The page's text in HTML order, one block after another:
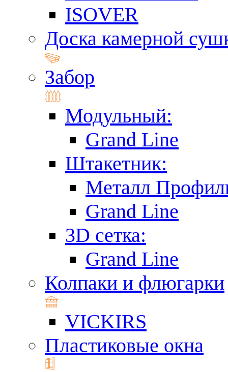
ISOVER
Доска камерной
Забор
Модульный:
Grand Line
Штакетник:
Металл
Grand Line
3D сетка:
Grand Line
Колпаки и флюгарки
VICKIRS
Пластиковые окна